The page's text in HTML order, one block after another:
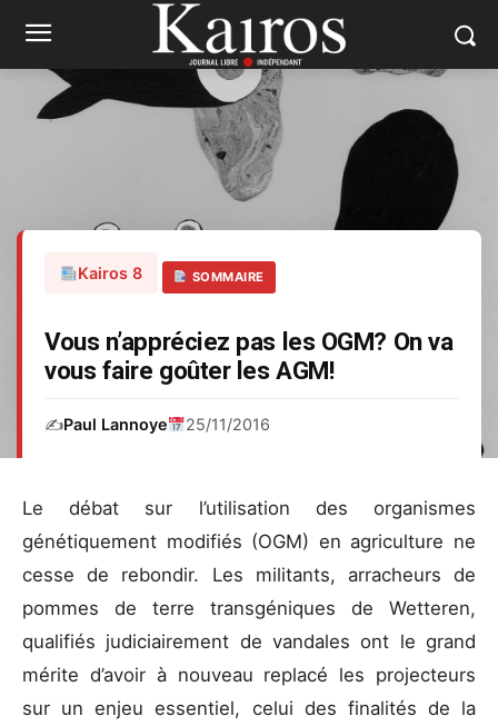
Kairos 8 SOMMAIRE
Vous n’appréciez pas les OGM? On va
vous faire goûter les AGM!
✍️Paul Lannoye 25/11/2016
Le débat sur l’utilisation des organismes
génétiquement modifiés (OGM) en agriculture ne
cesse de rebondir. Les militants, arracheurs de
pommes de terre transgéniques de Wetteren,
qualifiés judiciairement de vandales ont le grand
mérite d’avoir à nouveau replacé les projecteurs
sur un enjeu essentiel, celui des finalités de la